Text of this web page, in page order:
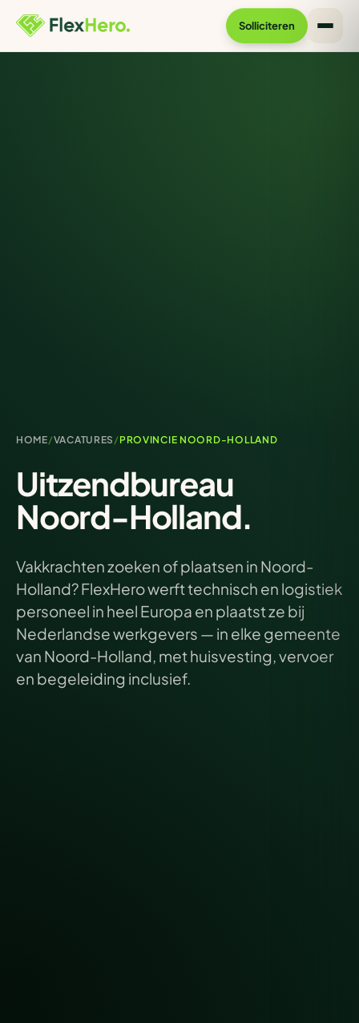
Solliciteren
HOME/VACATURES / PROVINCIE NOORD-HOLLAND
Uitzendbureau
Noord-Holland.
Vakkrachten zoeken of plaatsen in Noord-
Holland? FlexHero werft technisch en logistiek
personeel in heel Europa en plaatst ze bij
Nederlandse werkgevers — in elke gemeente
van Noord-Holland, met huisvesting, vervoer
en begeleiding inclusief.